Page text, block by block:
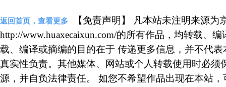
返回首页，查看更多
【免责声明】 凡本站未注明来源为
http://www.huaxecaixun.com/的所有作品，均转载、
载、编译或摘编的目的在于 传递更多信息，并不代
真实性负责。其他媒体、网站或个人转载使用时必须
源，并自负法律责任。 如您不希望作品出现在本站